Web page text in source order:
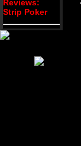
Reviews:
Strip Poker